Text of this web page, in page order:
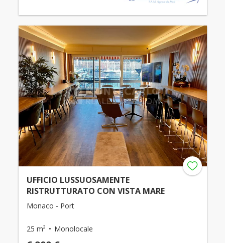
UFFICIO LUSSUOSAMENTE
RISTRUTTURATO CON VISTA MARE
Monaco - Port
25 m² Monolocale